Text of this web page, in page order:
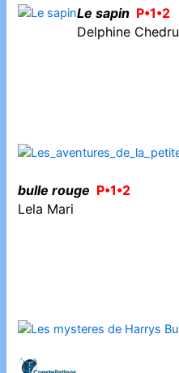
Le sapin P•1•2
Delphine Chedru
bulle rouge P•1•2
Lela Mari